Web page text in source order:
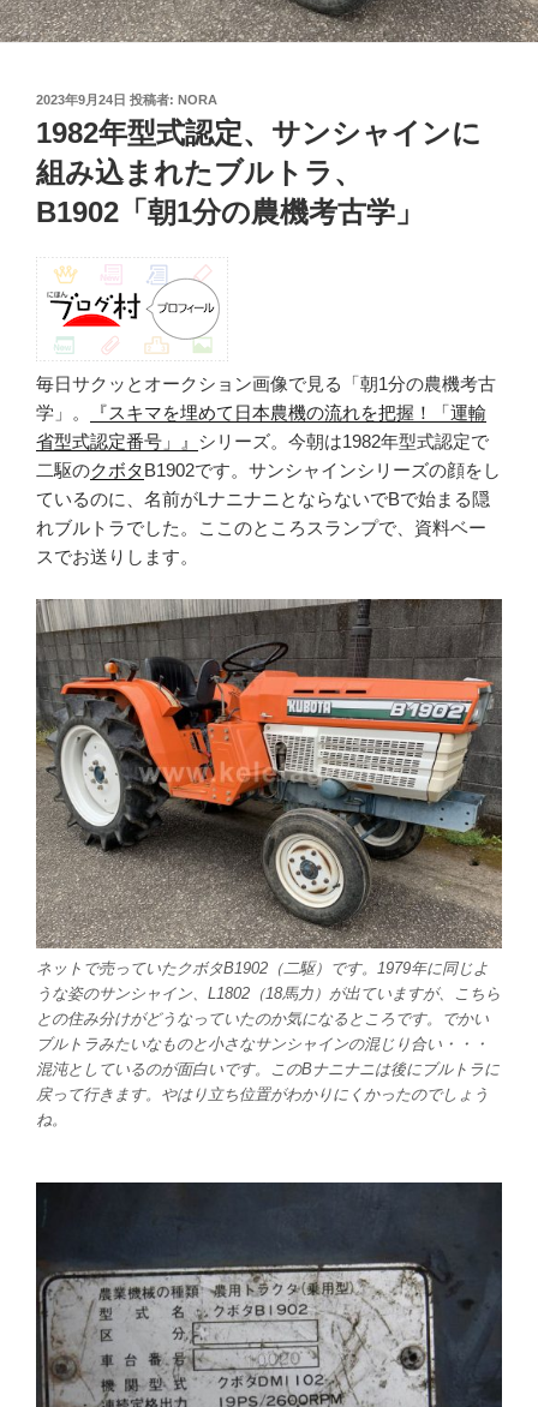
投
稿
日:
2023年9月24日 投稿者: NORA
1982年型式認定、サンシャインに
組み込まれたブルトラ、
B1902「朝1分の農機考古学」
毎日サクッとオークション画像で見る「朝1分の農機考古
学」。
『スキマを埋めて日本農機の流れを把握！「運輸
省型式認定番号」』 シリーズ。今朝は1982年型式認定で
二駆のクボタB1902です。サンシャインシリーズの顔をし
ているのに、名前がLナニナニとならないでBで始まる隠
れブルトラでした。ここのところスランプで、資料ベー
スでお送りします。
ネットで売っていたクボタB1902（二駆）です。1979年に同じよ
うな姿のサンシャイン、L1802（18馬力）が出ていますが、こちら
との住み分けがどうなっていたのか気になるところです。でかい
ブルトラみたいなものと小さなサンシャインの混じり合い・・・
混沌としているのが面白いです。このBナニナニは後にブルトラに
戻って行きます。やはり立ち位置がわかりにくかったのでしょう
ね。